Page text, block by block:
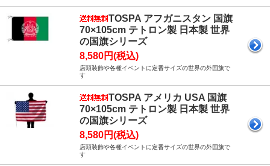
TOSPA アフガニスタン 国旗
70×105cm テトロン製 日本製 世界
の国旗シリーズ
8,580円(税込)
店頭装飾や各種イベントに定番サイズの世界の外国旗で
す
TOSPA アメリカ USA 国旗
70×105cm テトロン製 日本製 世界
の国旗シリーズ
8,580円(税込)
店頭装飾や各種イベントに定番サイズの世界の外国旗で
す